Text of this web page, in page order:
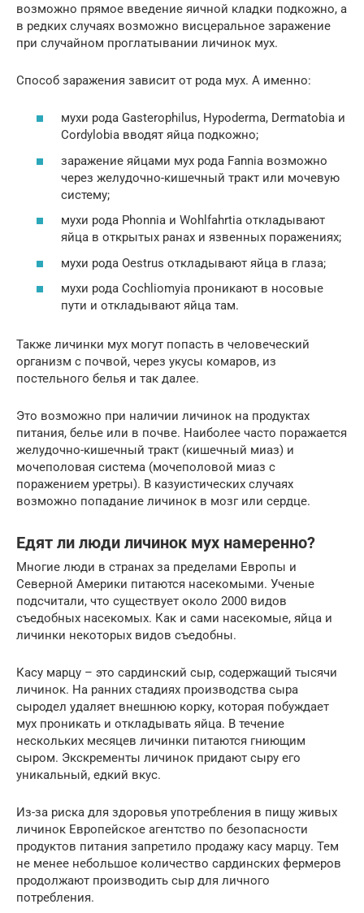
возможно прямое введение яичной кладки подкожно, а
в редких случаях возможно висцеральное заражение
при случайном проглатывании личинок мух.
Способ заражения зависит от рода мух. А именно:
мухи рода Gasterophilus, Hypoderma, Dermatobia и
Cordylobia вводят яйца подкожно;
заражение яйцами мух рода Fannia возможно
через желудочно-кишечный тракт или мочевую
систему;
мухи рода Phonnia и Wohlfahrtia откладывают
яйца в открытых ранах и язвенных поражениях;
мухи рода Oestrus откладывают яйца в глаза;
мухи рода Cochliomyia проникают в носовые
пути и откладывают яйца там.
Также личинки мух могут попасть в человеческий
организм с почвой, через укусы комаров, из
постельного белья и так далее.
Это возможно при наличии личинок на продуктах
питания, белье или в почве. Наиболее часто поражается
желудочно-кишечный тракт (кишечный миаз) и
мочеполовая система (мочеполовой миаз с
поражением уретры). В казуистических случаях
возможно попадание личинок в мозг или сердце.
Едят ли люди личинок мух намеренно?
Многие люди в странах за пределами Европы и
Северной Америки питаются насекомыми. Ученые
подсчитали, что существует около 2000 видов
съедобных насекомых. Как и сами насекомые, яйца и
личинки некоторых видов съедобны.
Касу марцу – это сардинский сыр, содержащий тысячи
личинок. На ранних стадиях производства сыра
сыродел удаляет внешнюю корку, которая побуждает
мух проникать и откладывать яйца. В течение
нескольких месяцев личинки питаются гниющим
сыром. Экскременты личинок придают сыру его
уникальный, едкий вкус.
Из-за риска для здоровья употребления в пищу живых
личинок Европейское агентство по безопасности
продуктов питания запретило продажу касу марцу. Тем
не менее небольшое количество сардинских фермеров
продолжают производить сыр для личного
потребления.